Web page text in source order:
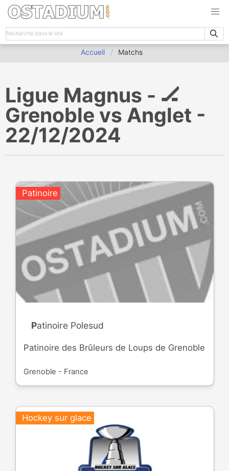
Accueil Matchs
Ligue Magnus - 🏒
Grenoble vs Anglet -
22/12/2024
Patinoire
Patinoire Polesud
Patinoire des Brûleurs de Loups de Grenoble
Grenoble - France
Hockey sur glace